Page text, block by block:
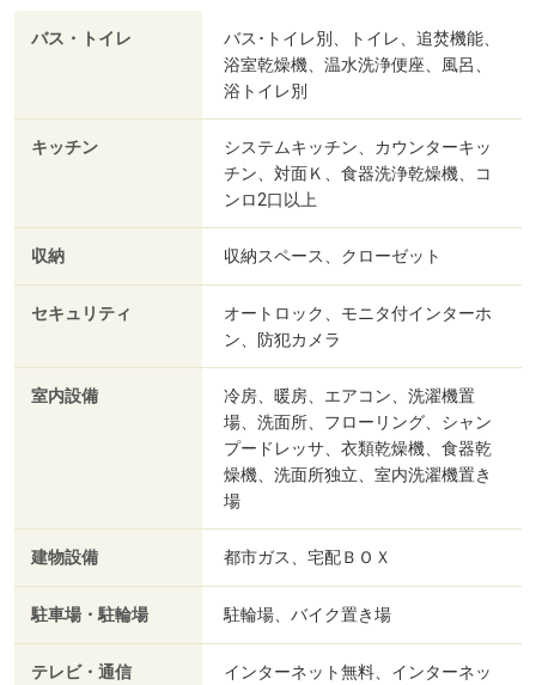
バス・トイレ
バス･トイレ別、トイレ、追焚機能、
浴室乾燥機、温水洗浄便座、風呂、
浴トイレ別
キッチン
システムキッチン、カウンターキッ
チン、対面Ｋ、食器洗浄乾燥機、コ
ンロ2口以上
収納 収納スペース、クローゼット
セキュリティ
オートロック、モニタ付インターホ
ン、防犯カメラ
室内設備
冷房、暖房、エアコン、洗濯機置
場、洗面所、フローリング、シャン
プードレッサ、衣類乾燥機、食器乾
燥機、洗面所独立、室内洗濯機置き
場
建物設備 都市ガス、宅配ＢＯＸ
駐車場・駐輪場 駐輪場、バイク置き場
テレビ・通信
インターネット無料、インターネッ